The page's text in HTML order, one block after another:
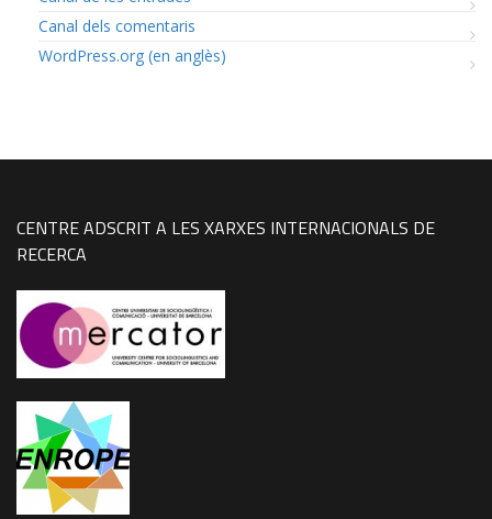
Canal dels comentaris
WordPress.org (en anglès)
CENTRE ADSCRIT A LES XARXES INTERNACIONALS DE
RECERCA